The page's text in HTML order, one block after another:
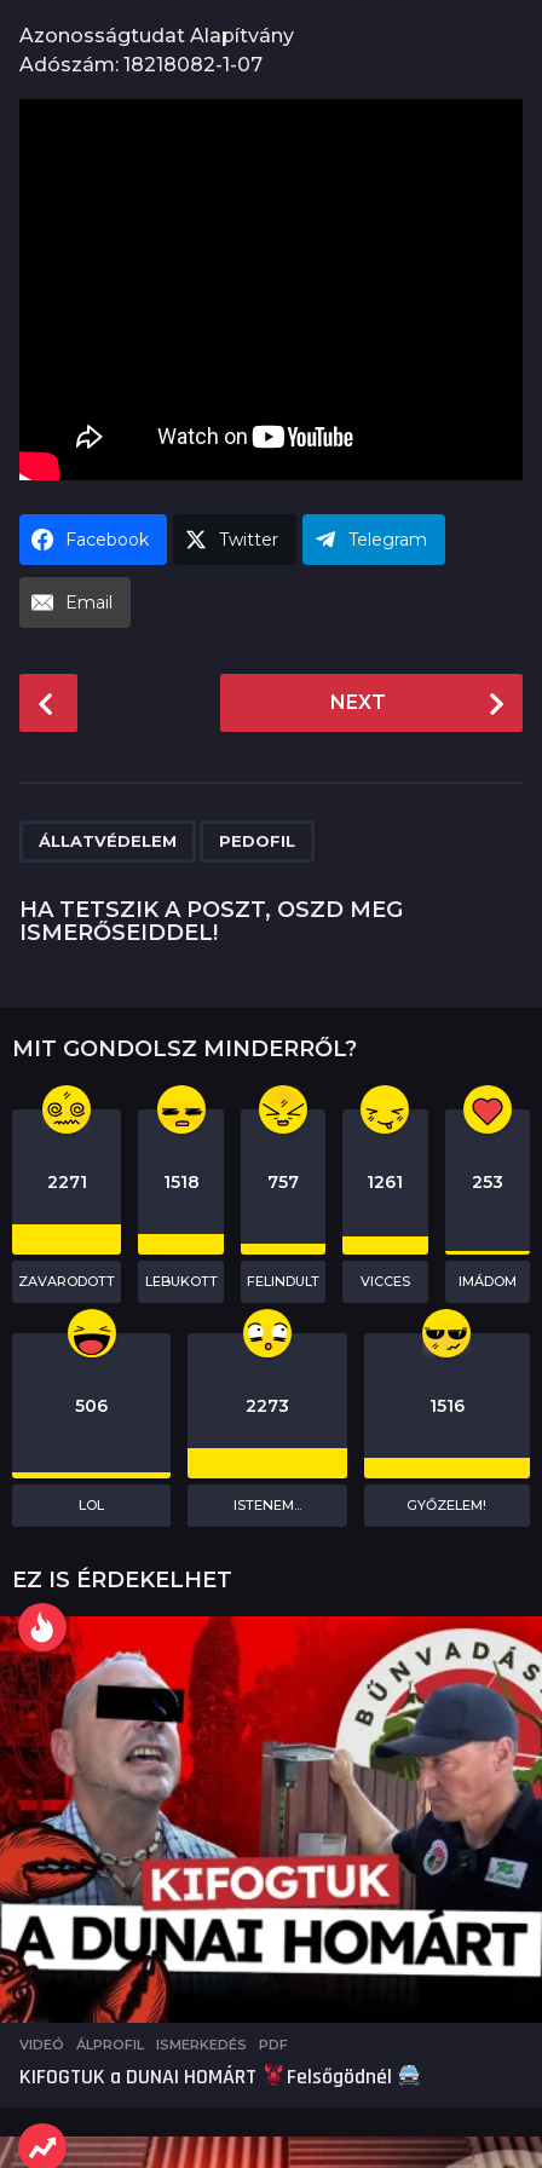
Azonosságtudat Alapítvány
Adószám: 18218082-1-07
Facebook Twitter Telegram
Email
o
i
n
i
o
NEXT
ÁLLATVÉDELEM PEDOFIL
HA TETSZIK A POSZT, OSZD MEG
ISMERŐSEIDDEL!
MIT GONDOLSZ MINDERRŐL?
2271
ZAVARODOTT
1518
LEBUKOTT
757
FELINDULT
1261
VICCES
253
IMÁDOM
506
LOL
2273
ISTENEM...
1516
GYŐZELEM!
EZ IS ÉRDEKELHET
VIDEÓ ÁLPROFIL ,ISMERKEDÉS ,PDF
KIFOGTUK a DUNAI HOMÁRT Felsőgödnél